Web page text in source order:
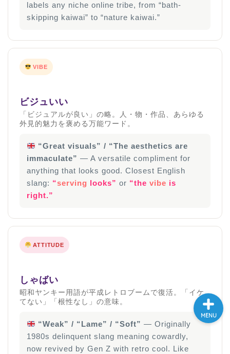
labels any niche online tribe, from “bath-
skipping kaiwai” to “nature kaiwai.”
VIBE
ビジュいい
「ビジュアルが良い」の略。人・物・作品、あらゆる
外見的魅力を褒める万能ワード。
“Great visuals” / “The aesthetics are
immaculate” — A versatile compliment for
anything that looks good. Closest English
slang: “serving looks” or “the vibe is
right.”
ATTITUDE
しゃばい
昭和ヤンキー用語が平成レトロブームで復活。「イケ
てない」「根性なし」の意味。
“Weak” / “Lame” / “Soft” — Originally
1980s delinquent slang meaning cowardly,
now revived by Gen Z with retro cool. Like
MENU
現
英語名言・格言・カッコい
い英語＆素敵な英文フレー
ズ集
過去記事